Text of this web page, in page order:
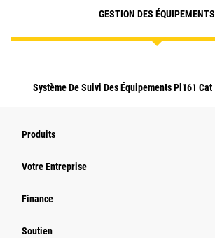
GESTION DES ÉQUIPEMENTS
Système De Suivi Des Équipements Pl161 Cat
Produits
Votre Entreprise
Finance
Soutien